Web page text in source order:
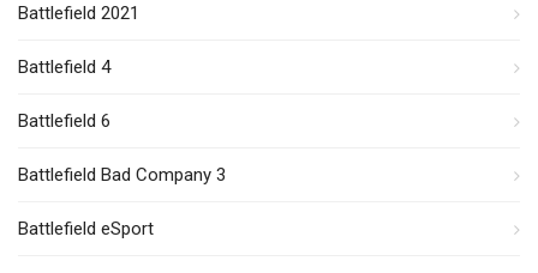
Battlefield 2021
Battlefield 4
Battlefield 6
Battlefield Bad Company 3
Battlefield eSport